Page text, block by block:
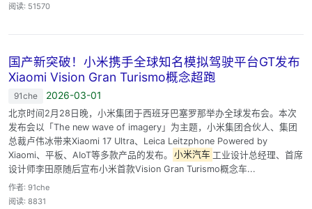
阅读: 51570
国产新突破！小米携手全球知名模拟驾驶平台GT发布
Xiaomi Vision Gran Turismo概念超跑
91che 2026-03-01
北京时间2月28日晚，小米集团于西班牙巴塞罗那举办全球发布会。本次
发布会以「The new wave of imagery」为主题，小米集团合伙人、集团
总裁卢伟冰带来Xiaomi 17 Ultra、Leica Leitzphone Powered by
Xiaomi、平板、AIoT等多款产品的发布。
小米汽车 工业设计总经理、首席
设计师李田原随后宣布小米首款Vision Gran Turismo概念车...
作者: 91che
阅读: 8831